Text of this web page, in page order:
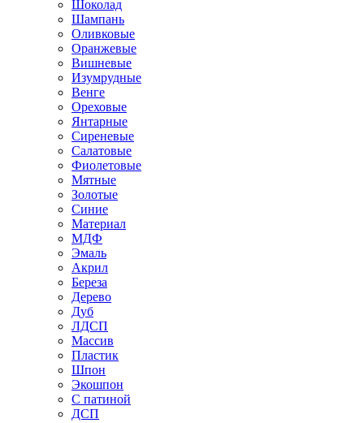
Шоколад
Шампань
Оливковые
Оранжевые
Вишневые
Изумрудные
Венге
Ореховые
Янтарные
Сиреневые
Салатовые
Фиолетовые
Мятные
Золотые
Синие
Материал
МДФ
Эмаль
Акрил
Береза
Дерево
Дуб
ЛДСП
Массив
Пластик
Шпон
Экошпон
С патиной
ДСП